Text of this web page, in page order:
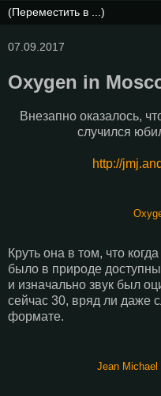
07.09.2017
Oxygen in
Внезапно оказалось,
случился
http://
Круть она в том, что
было в природе
и изначально звук был
сейчас 30, вряд ли даже
формате.
Jean Michael